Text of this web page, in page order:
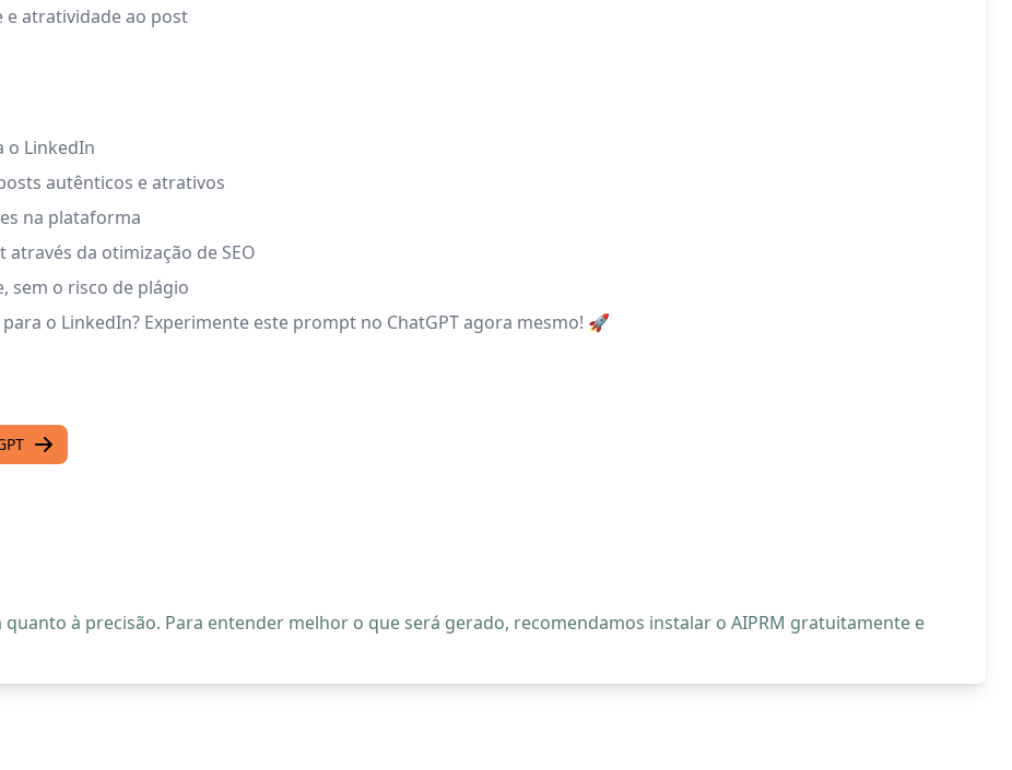
atratividade ao post
o LinkedIn
autênticos e atrativos
na plataforma
da otimização de SEO
sem o risco de plágio
o LinkedIn? Experimente este prompt no ChatGPT agora mesmo! 🚀
à precisão. Para entender melhor o que será gerado, recomendamos instalar o AIPRM gratuitamente e